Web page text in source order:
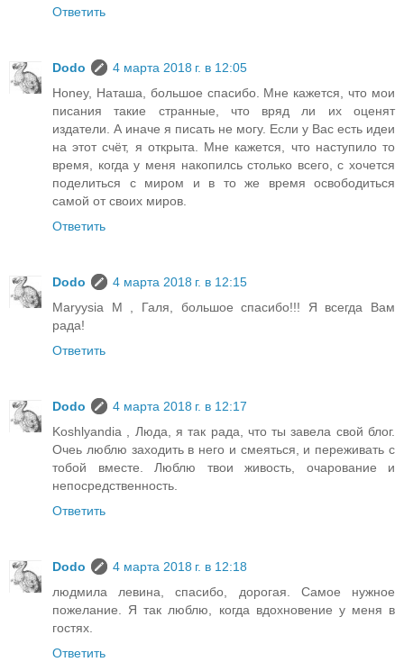
Ответить
Dodo
4 марта 2018 г. в 12:05
Honey, Наташа, большое спасибо. Мне кажется, что мои
писания такие странные, что вряд ли их оценят
издатели. А иначе я писать не могу. Если у Вас есть идеи
на этот счёт, я открыта. Мне кажется, что наступило то
время, когда у меня накопилсь столько всего, с хочется
поделиться с миром и в то же время освободиться
самой от своих миров.
Ответить
Dodo
4 марта 2018 г. в 12:15
Maryysia M , Галя, большое спасибо!!! Я всегда Вам
рада!
Ответить
Dodo
4 марта 2018 г. в 12:17
Koshlyandia , Люда, я так рада, что ты завела свой блог.
Очеь люблю заходить в него и смеяться, и переживать с
тобой вместе. Люблю твои живость, очарование и
непосредственность.
Ответить
Dodo
4 марта 2018 г. в 12:18
людмила левина, спасибо, дорогая. Самое нужное
пожелание. Я так люблю, когда вдохновение у меня в
гостях.
Ответить